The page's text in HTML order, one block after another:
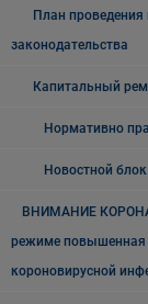
План
законодательства
Капитальный
Нормативно
Новостной блок
ВНИМАНИЕ
режиме повышенная
короновирусной